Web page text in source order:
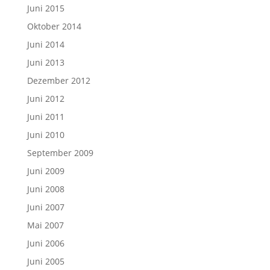
Juni 2015
Oktober 2014
Juni 2014
Juni 2013
Dezember 2012
Juni 2012
Juni 2011
Juni 2010
September 2009
Juni 2009
Juni 2008
Juni 2007
Mai 2007
Juni 2006
Juni 2005